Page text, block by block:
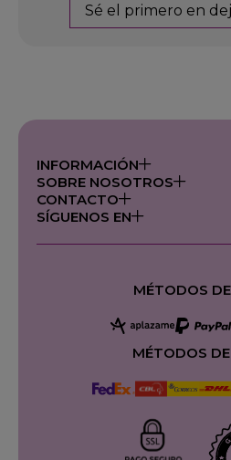
Sé el primero en
INFORMACIÓN
SOBRE NOSOTROS
CONTACTO
SÍGUENOS EN
MÉTODOS
MÉTODOS